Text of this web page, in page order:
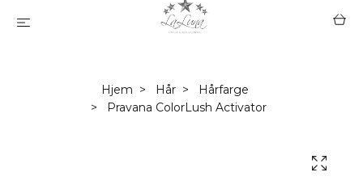
Hjem Hår
Hårfarge
Pravana ColorLush Activator